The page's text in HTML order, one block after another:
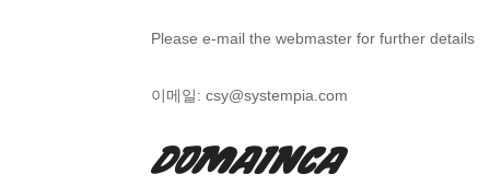
Please e-mail the webmaster for further details
이메일: csy@systempia.com